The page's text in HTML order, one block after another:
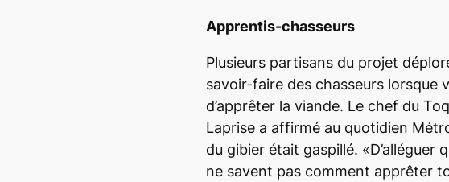
Apprentis-chasseurs
Plusieurs partisans du projet
savoir-faire des chasseurs lorsque
d’apprêter la viande. Le chef du
Laprise a affirmé au quotidien
du gibier était gaspillé. «D’alléguer
ne savent pas comment apprêter